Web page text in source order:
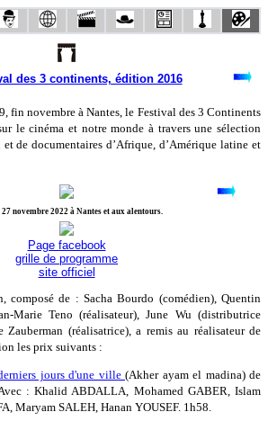
des 3 continents, édition 2016
fin novembre à Nantes, le Festival des 3 Continents
le cinéma et notre monde à travers une sélection
de documentaires d’Afrique, d’Amérique latine et
27 novembre 2022 à Nantes et aux alentours.
Page facebook
grille de programme
site officiel
composé de : Sacha Bourdo (comédien), Quentin
Marie Teno (réalisateur), June Wu (distributrice
Zauberman (réalisatrice), a remis au réalisateur de
les prix suivants :
jours d'une ville (Akher ayam el madina) de
: Khalid ABDALLA, Mohamed GABER, Islam
Maryam SALEH, Hanan YOUSEF. 1h58.